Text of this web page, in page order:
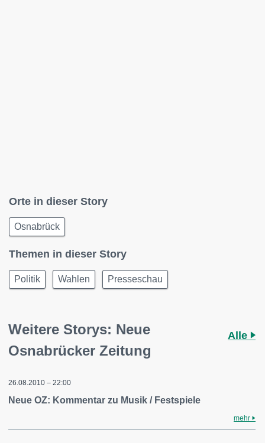
Orte in dieser Story
Osnabrück
Themen in dieser Story
Politik Wahlen Presseschau
Weitere Storys: Neue
Osnabrücker Zeitung
Alle
26.08.2010 – 22:00
Neue OZ: Kommentar zu Musik / Festspiele
mehr